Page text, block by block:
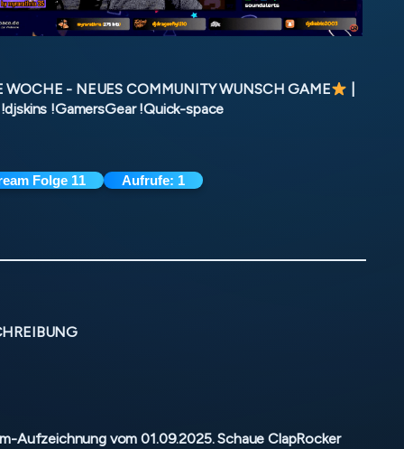
WOCHE - NEUES COMMUNITY WUNSCH GAME
!GamersGear !Quick-space
Folge 11 Aufrufe: 1
Aufzeichnung vom 01.09.2025. Schaue ClapRocker